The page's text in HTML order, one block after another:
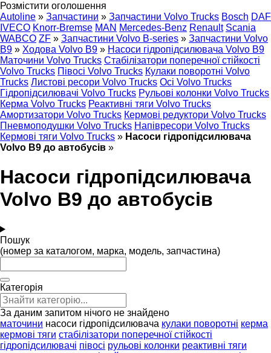
Розмістити оголошення
Autoline » Запчастини » Запчастини Volvo Trucks Bosch DAF
IVECO Knorr-Bremse MAN Mercedes-Benz Renault Scania
WABCO ZF » Запчастини Volvo B-series » Запчастини Volvo
B9 » Ходова Volvo B9 » Насоси гідропідсилювача Volvo B9
Маточини Volvo Trucks Стабілізатори поперечної стійкості
Volvo Trucks Півосі Volvo Trucks Кулаки поворотні Volvo
Trucks Листові ресори Volvo Trucks Осі Volvo Trucks
Гідропідсилювачі Volvo Trucks Рульові колонки Volvo Trucks
Керма Volvo Trucks Реактивні тяги Volvo Trucks
Амортизатори Volvo Trucks Кермові редуктори Volvo Trucks
Пневмоподушки Volvo Trucks Напівресори Volvo Trucks
Кермові тяги Volvo Trucks » Насоси гідропідсилювача
Volvo B9 до автобусів »
Насоси гідропідсилювача
Volvo B9 до автобусів
Пошук
(номер за каталогом, марка, модель, запчастина)
Категорія
За даним запитом нічого не знайдено
маточини насоси гідропідсилювача кулаки поворотні керма
кермові тяги стабілізатори поперечної стійкості
гідропідсилювачі півосі рульові колонки реактивні тяги